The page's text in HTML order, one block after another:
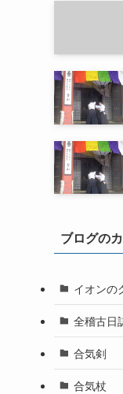
ブログの
イオンの
全稽古日
合気剣
合気杖